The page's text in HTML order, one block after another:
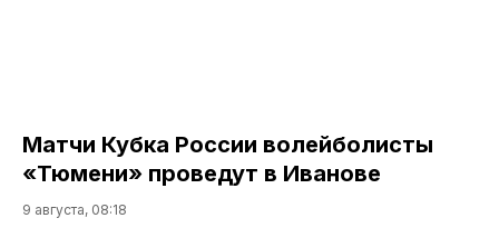
Матчи Кубка России волейболисты
«Тюмени» проведут в Иванове
9 августа, 08:18